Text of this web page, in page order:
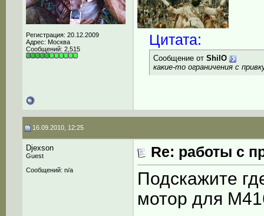
Регистрация: 20.12.2009
Адрес: Москва
Сообщений: 2,515
Цитата:
Сообщение от ShilO
какие-то ограничения с
16.09.2010, 12:25
Djexson
Guest
Сообщений: n/a
Re: работы с
Подскажите
мотор для